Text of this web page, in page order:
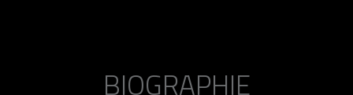
BIOGRAPHIE